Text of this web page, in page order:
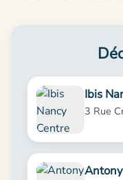
Ibis
3 Rue